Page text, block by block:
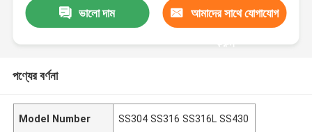
ভালো দাম আমাদের সাথে যোগাযোগ
করুন
পণ্যের বর্ণনা
Model Number SS304 SS316 SS316L SS430